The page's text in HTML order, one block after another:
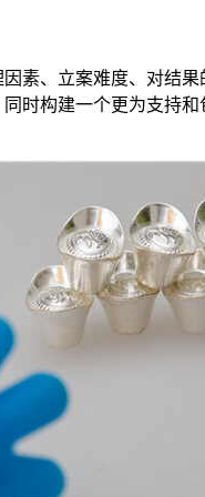
素、立案难度、对结
时构建一个更为支持